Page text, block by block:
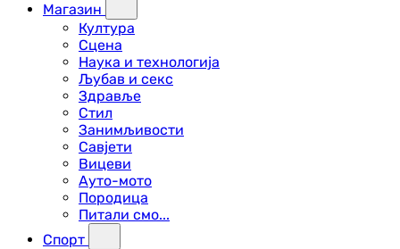
Магазин
Култура
Сцена
Наука и технологија
Љубав и секс
Здравље
Стил
Занимљивости
Савјети
Вицеви
Ауто-мото
Породица
Питали смо...
Спорт